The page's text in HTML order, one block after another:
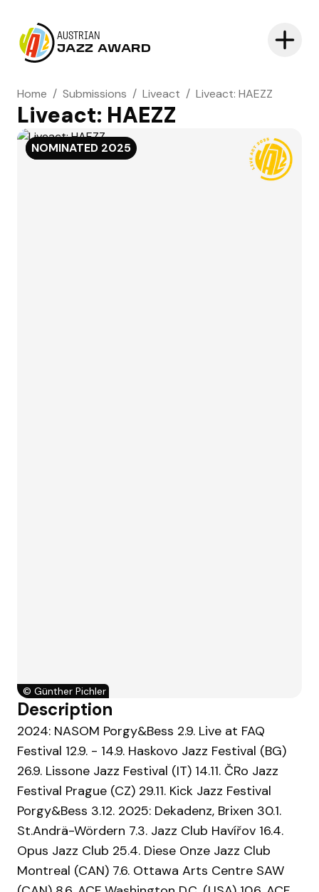
AUSTRIAN
JAZZ AWARD
Home / Submissions / Liveact / Liveact: HAEZZ
Liveact: HAEZZ
NOMINATED
NOMINATED 2025
© Günther Pichler
Description
2024: NASOM Porgy&Bess 2.9. Live at FAQ
Festival 12.9. - 14.9. Haskovo Jazz Festival (BG)
26.9. Lissone Jazz Festival (IT) 14.11. ČRo Jazz
Festival Prague (CZ) 29.11. Kick Jazz Festival
Porgy&Bess 3.12. 2025: Dekadenz, Brixen 30.1.
St.Andrä-Wördern 7.3. Jazz Club Havířov 16.4.
Opus Jazz Club 25.4. Diese Onze Jazz Club
Montreal (CAN) 7.6. Ottawa Arts Centre SAW